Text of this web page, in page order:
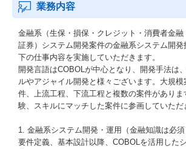
業務内容
金融系（生保・損保・クレジット・消費者金融
証券）システム開発案件の金融系システム開発
下の仕事内容を実施していただきます。
開発言語はCOBOLが中心となり、開発手法は
ルやアジャイル開発と様々ございます。大規模
件、上流工程、下流工程と複数の案件があり
験、スキルにマッチした案件に参画していただ
1. 金融系システム開発・運用（金融知識は必須
要件定義、基本設計以降、COBOLを活用した